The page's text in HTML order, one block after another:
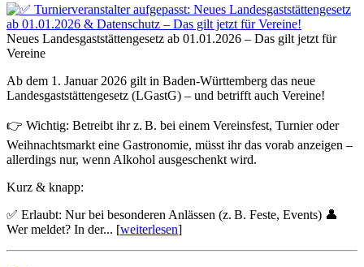
Neues Landesgaststättengesetz ab 01.01.2026 – Das gilt jetzt für
Vereine
Ab dem 1. Januar 2026 gilt in Baden-Württemberg das neue
Landesgaststättengesetz (LGastG) – und betrifft auch Vereine!
👉 Wichtig: Betreibt ihr z. B. bei einem Vereinsfest, Turnier oder
Weihnachtsmarkt eine Gastronomie, müsst ihr das vorab anzeigen –
allerdings nur, wenn Alkohol ausgeschenkt wird.
Kurz & knapp:
✅ Erlaubt: Nur bei besonderen Anlässen (z. B. Feste, Events) 👤
Wer meldet? In der... [weiterlesen]